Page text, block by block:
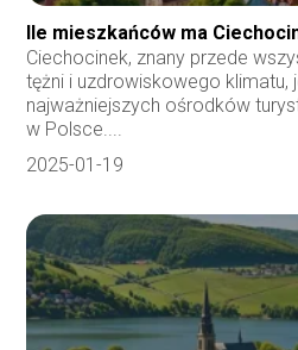
Ile mieszkańców ma
Ciechocinek, znany przede
tężni i uzdrowiskowego klimatu,
najważniejszych ośrodków
w Polsce....
2025-01-19